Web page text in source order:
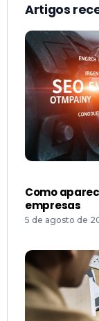
Artigos
Como
empresas
5 de agosto de